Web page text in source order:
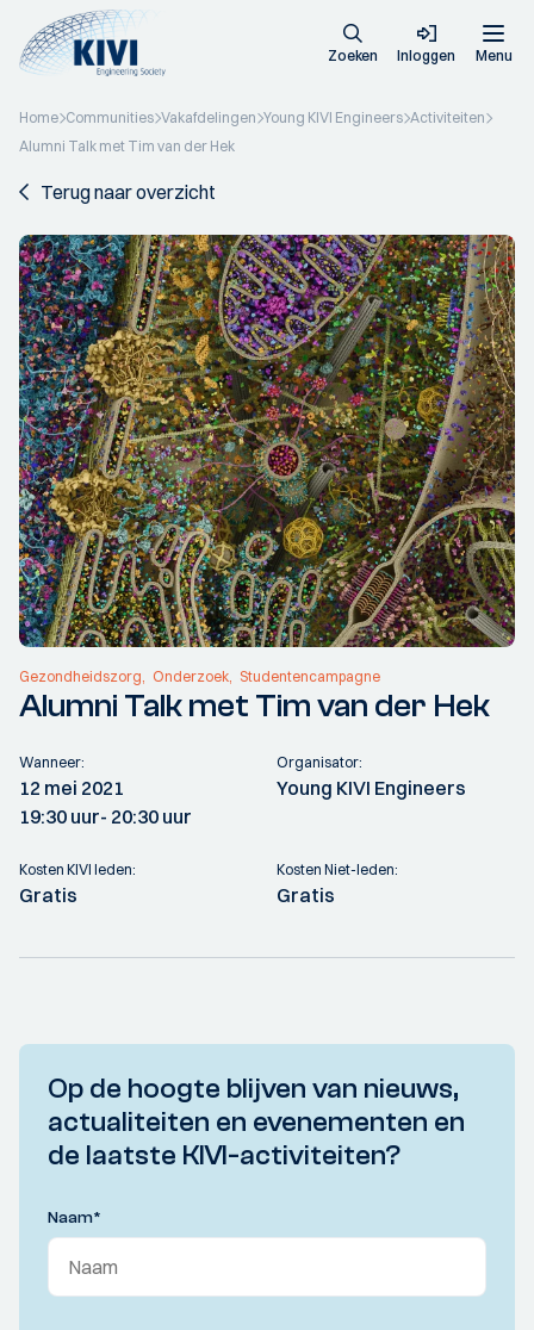
Zoeken Inloggen Menu
Home Communities Vakafdelingen Young KIVI Engineers Activiteiten
Alumni Talk met Tim van der Hek
Terug naar overzicht
Gezondheidszorg Onderzoek Studentencampagne
Alumni Talk met Tim van der Hek
Wanneer:
12 mei 2021
19:30 uur- 20:30 uur
Organisator:
Young KIVI Engineers
Kosten KIVI leden:
Gratis
Kosten Niet-leden:
Gratis
Op de hoogte blijven van nieuws,
actualiteiten en evenementen en
de laatste KIVI-activiteiten?
Naam*